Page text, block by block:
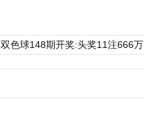
双色球148期开奖:头奖11注666万